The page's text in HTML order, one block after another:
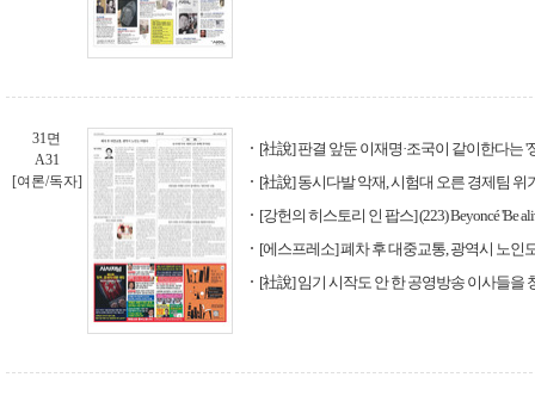
31면
A31
[여론/독자]
[社說] 판결 앞둔 이재명·조국이 같이한다는 '
[社說] 동시다발 악재, 시험대 오른 경제팀 위
[강헌의 히스토리 인 팝스] (223) Beyoncé 'Be
[에스프레소] 폐차 후 대중교통, 광역시 노인
[社說] 임기 시작도 안 한 공영방송 이사들을